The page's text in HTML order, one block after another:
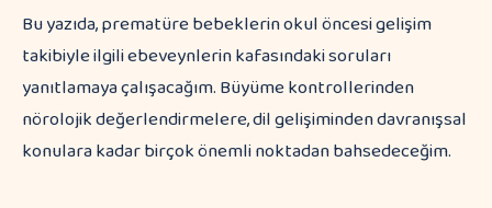
Bu yazıda, prematüre bebeklerin okul öncesi gelişim
takibiyle ilgili ebeveynlerin kafasındaki soruları
yanıtlamaya çalışacağım. Büyüme kontrollerinden
nörolojik değerlendirmelere, dil gelişiminden davranışsal
konulara kadar birçok önemli noktadan bahsedeceğim.